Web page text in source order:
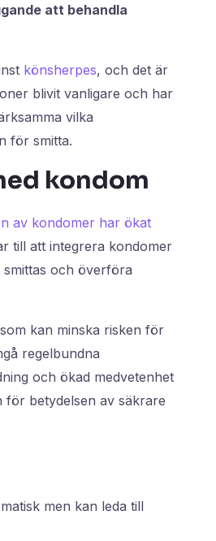
att behandla
könsherpes, och det är
blivit vanligare och har
vilka
för smitta.
kondom
av kondomer har ökat
till att integrera kondomer
och överföra
kan minska risken för
regelbundna
och ökad medvetenhet
för betydelsen av säkrare
men kan leda till